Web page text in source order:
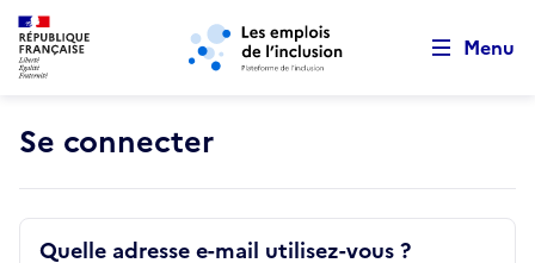
Aller au menu principal Aller au contenu principal
Menu
Se connecter
Quelle adresse e-mail utilisez-vous ?
Retour au début de la page
Panneau de gestion des cookies